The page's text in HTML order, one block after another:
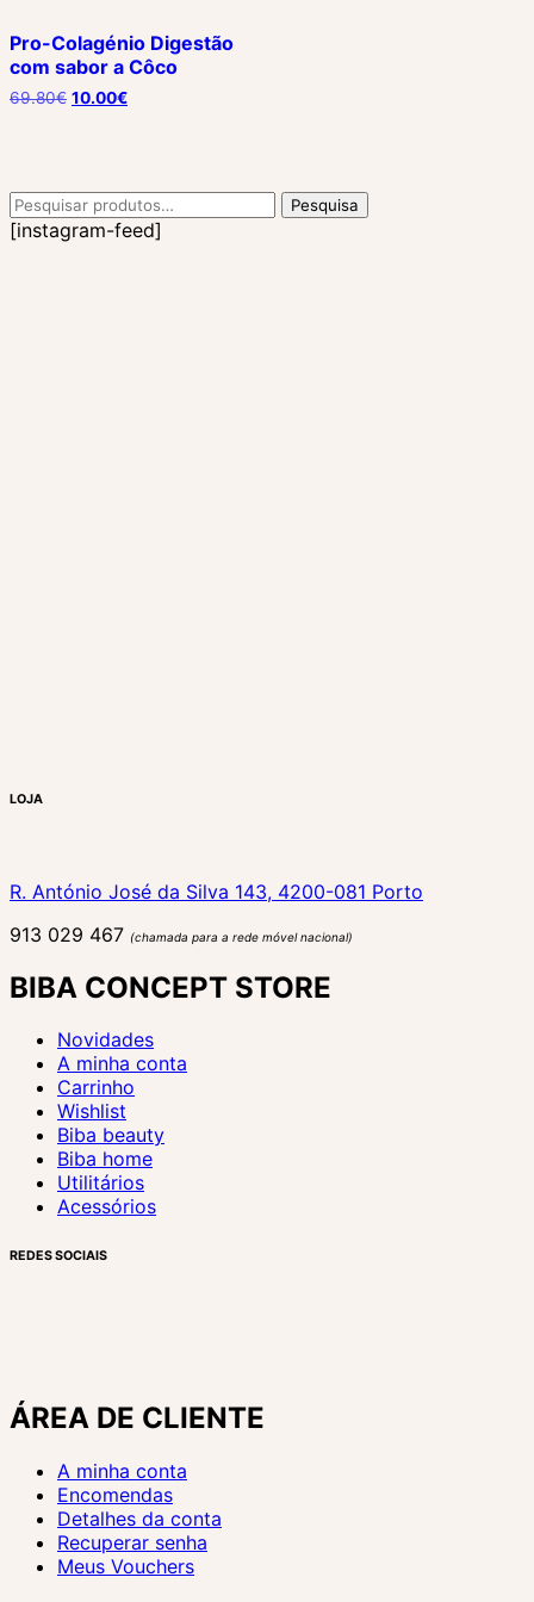
Pro-Colagénio Digestão
com sabor a Côco
69.80€ O
10.00€O
Pesquisar
por:
Pesquisa
[instagram-feed]
LOJA
R. António José da Silva 143, 4200-081 Porto
913 029 467 (chamada para a rede móvel nacional)
BIBA CONCEPT STORE
Novidades
A minha conta
Carrinho
Wishlist
Biba beauty
Biba home
Utilitários
Acessórios
REDES SOCIAIS
ÁREA DE CLIENTE
A minha conta
Encomendas
Detalhes da conta
Recuperar senha
Meus Vouchers